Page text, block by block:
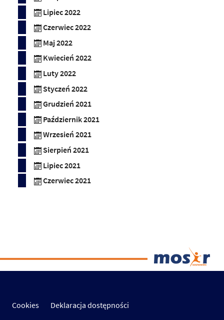
Lipiec 2022
Czerwiec 2022
Maj 2022
Kwiecień 2022
Luty 2022
Styczeń 2022
Grudzień 2021
Październik 2021
Wrzesień 2021
Sierpień 2021
Lipiec 2021
Czerwiec 2021
Cookies Deklaracja dostępności